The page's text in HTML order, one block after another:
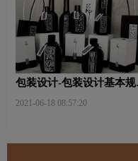
包装设计-包装设计基本规
2021-06-18 08:57:20